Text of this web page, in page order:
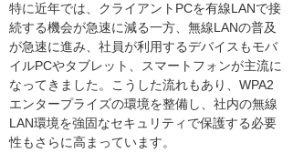
特に近年では、クライアントPCを有線LANで接
続する機会が急速に減る一方、無線LANの普及
が急速に進み、社員が利用するデバイスもモバ
イルPCやタブレット、スマートフォンが主流に
なってきました。こうした流れもあり、WPA2
エンタープライズの環境を整備し、社内の無線
LAN環境を強固なセキュリティで保護する必要
性もさらに高まっています。